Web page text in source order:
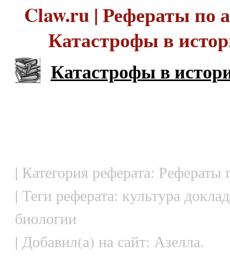
Claw.ru | Рефераты по
Катастрофы в
Катастрофы в
| Категория реферата: Рефераты
| Теги реферата: культура
биологии
| Добавил(а) на сайт: Азелла.